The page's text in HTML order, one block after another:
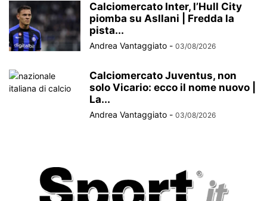
Calciomercato Inter, l’Hull City
piomba su Asllani | Fredda la
pista...
Andrea Vantaggiato - 03/08/2026
Calciomercato Juventus, non
solo Vicario: ecco il nome nuovo |
La...
Andrea Vantaggiato - 03/08/2026